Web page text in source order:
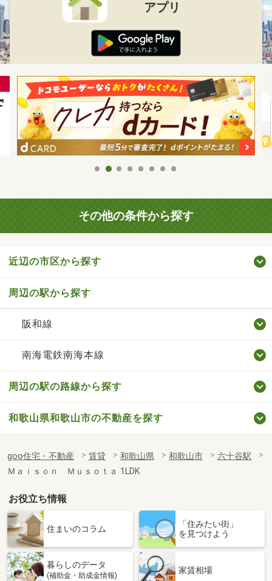
アプリ
その他の条件から探す
近辺の市区から探す
周辺の駅から探す
阪和線
南海電鉄南海本線
周辺の駅の路線から探す
和歌山県和歌山市の不動産を探す
goo住宅・不動産 賃貸 和歌山県 和歌山市
六十谷駅
Ｍａｉｓｏｎ Ｍｕｓｏｔａ 1LDK
お役立ち情報
住まいのコラム
「住みたい街」
を見つけよう
暮らしのデータ
(補助金・助成金情報)
家賃相場